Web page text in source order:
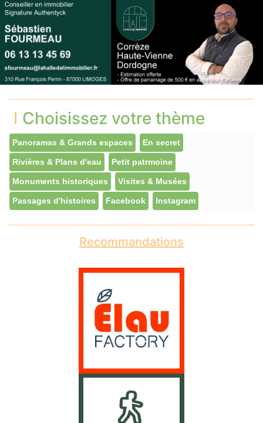
Choisissez votre thème
Panoramas & Grands espaces En secret
Rivières & Plans d'eau Petit patrmoine
Monuments historiques Visites & Musées
Passages d'histoires Facebook Instagram
Recommandations